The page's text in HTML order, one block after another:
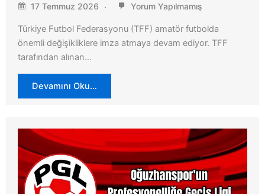
17 Temmuz 2026 Yorum Yapılmamış
Türkiye Futbol Federasyonu (TFF) amatör futbolda
önemli değişikliklere imza atmaya devam ediyor. TFF
tarafından alınan…
Devamını Oku…